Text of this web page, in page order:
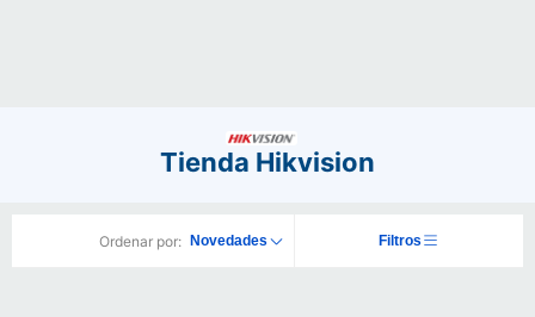
Tienda Hikvision
Ordenar por: Novedades Filtros